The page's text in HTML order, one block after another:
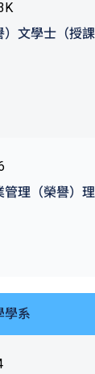
）文學士（授
管理（榮譽）
學系